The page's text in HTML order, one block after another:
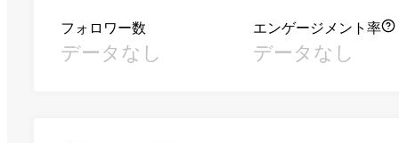
フォロワー数
データなし
エンゲージメント率
データなし